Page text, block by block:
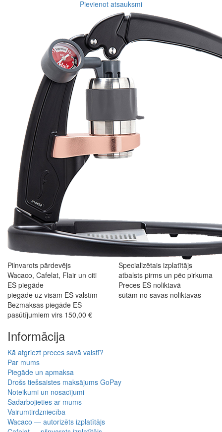
Pievienot atsauksmi
Pilnvarots pārdevējs
Wacaco, Cafelat, Flair un citi
Specializētais izplatītājs
atbalsts pirms un pēc pirkuma
ES piegāde
piegāde uz visām ES valstīm
Preces ES noliktavā
sūtām no savas noliktavas
Bezmaksas piegāde ES
pasūtījumiem virs 150,00 €
Informācija
Kā atgriezt preces savā valstī?
Par mums
Piegāde un apmaksa
Drošs tiešsaistes maksājums GoPay
Noteikumi un nosacījumi
Sadarbojieties ar mums
Vairumtirdzniecība
Wacaco — autorizēts izplatītājs